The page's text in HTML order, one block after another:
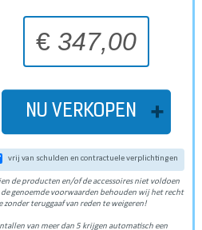
€ 347,00
NU VERKOPEN
vrij van schulden en contractuele verplichtingen
de producten en/of de accessoires niet voldoen
de genoemde voorwaarden behouden wij het recht
zonder teruggaaf van reden te weigeren!
van meer dan 5 krijgen automatisch een